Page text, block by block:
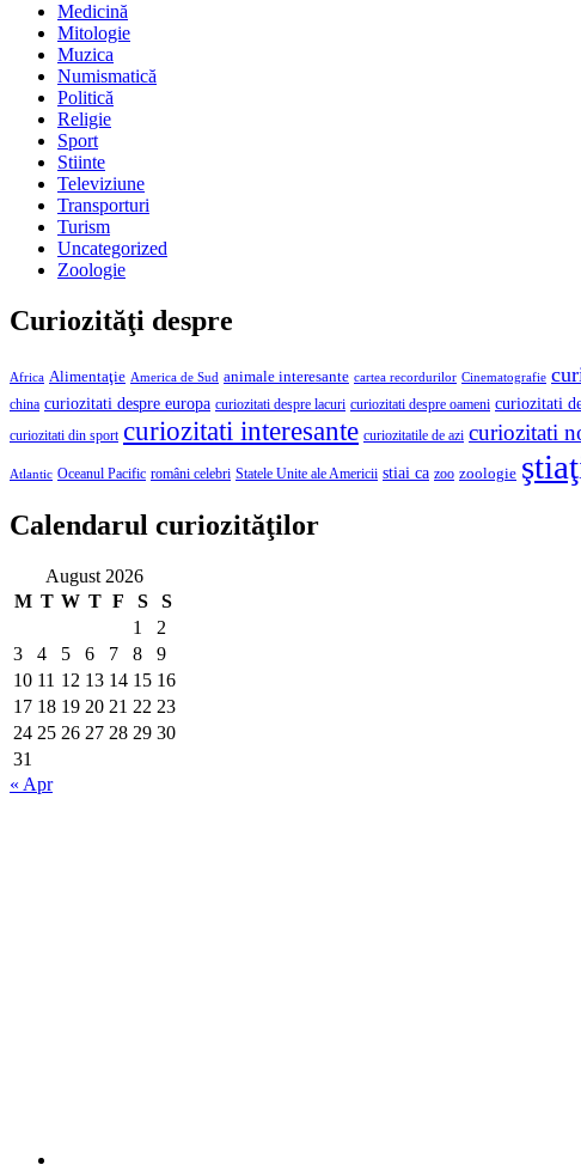
Medicină
Mitologie
Muzica
Numismatică
Politică
Religie
Sport
Stiinte
Televiziune
Transporturi
Turism
Uncategorized
Zoologie
Curiozităţi despre
Africa Alimentaţie America de Sud animale interesante cartea recordurilor Cinematografie
china curiozitati despre europa curiozitati despre lacuri curiozitati despre oameni curiozitati
curiozitati din sport curiozitati interesante curiozitatile de azi curiozitati
Atlantic Oceanul Pacific români celebri Statele Unite ale Americii stiai ca zoo zoologie
Calendarul curiozităţilor
August 2026
M T W T F S
S
1
2
3
4 5 6 7 8
9
10 11 12 13 14 15 16
17 18 19 20 21 22 23
24 25 26 27 28 29 30
31
« Apr